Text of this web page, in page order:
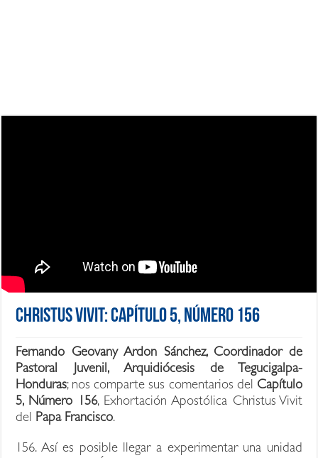
Christus Vivit: Capítulo 5, Número 156
Fernando Geovany Ardon Sánchez, Coordinador de
Pastoral Juvenil, Arquidiócesis de Tegucigalpa-
Honduras; nos comparte sus comentarios del Capítulo
5, Número 156, Exhortación Apostólica Christus Vivit
del Papa Francisco.
156. Así es posible llegar a experimentar una unidad